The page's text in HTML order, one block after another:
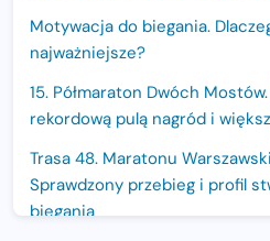
Motywacja do biegania.
najważniejsze?
15. Półmaraton Dwóch
rekordową pulą nagród i
Trasa 48. Maratonu
Sprawdzony przebieg i profil
biegania